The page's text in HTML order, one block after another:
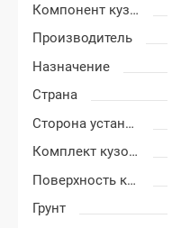
Компонент кузова
Производитель
Назначение
Страна
Сторона установки
Комплект кузовных деталей
Поверхность крыла
Грунт